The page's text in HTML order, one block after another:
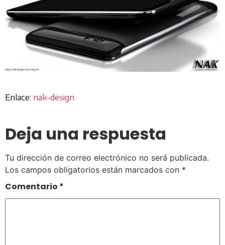
Enlace: nak-design
Deja una respuesta
Tu dirección de correo electrónico no será publicada.
Los campos obligatorios están marcados con *
Comentario *